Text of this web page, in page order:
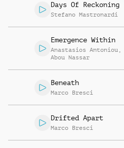
Days Of Reckoning
Stefano Mastronardi
Emergence Within
Anastasios Antoniou ,
Abou Nassar
Beneath
Marco Bresci
Drifted Apart
Marco Bresci